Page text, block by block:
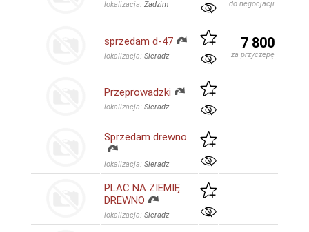
lokalizacja: Zadzim do negocjacji
sprzedam d-47
lokalizacja: Sieradz
7 800
za przyczepę
Przeprowadzki
lokalizacja: Sieradz
Sprzedam drewno
lokalizacja: Sieradz
PLAC NA ZIEMIĘ
DREWNO
lokalizacja: Sieradz